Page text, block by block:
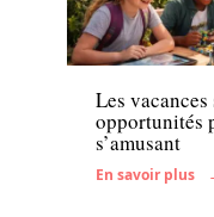
Famille
Les
opportunités
s’amusant
En savoir plus